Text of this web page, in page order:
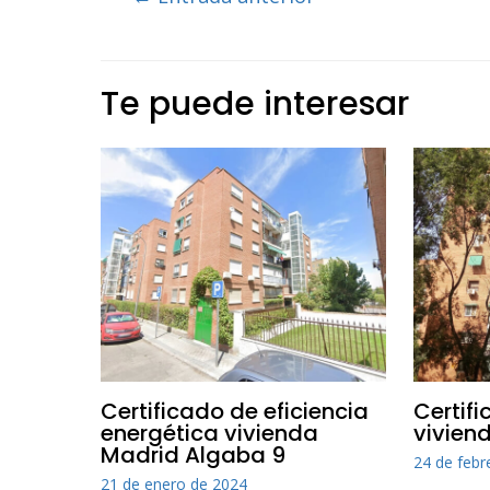
Te puede interesar
Certificado de eficiencia
energética vivienda
Madrid Algaba 9
21 de enero de 2024
24 de